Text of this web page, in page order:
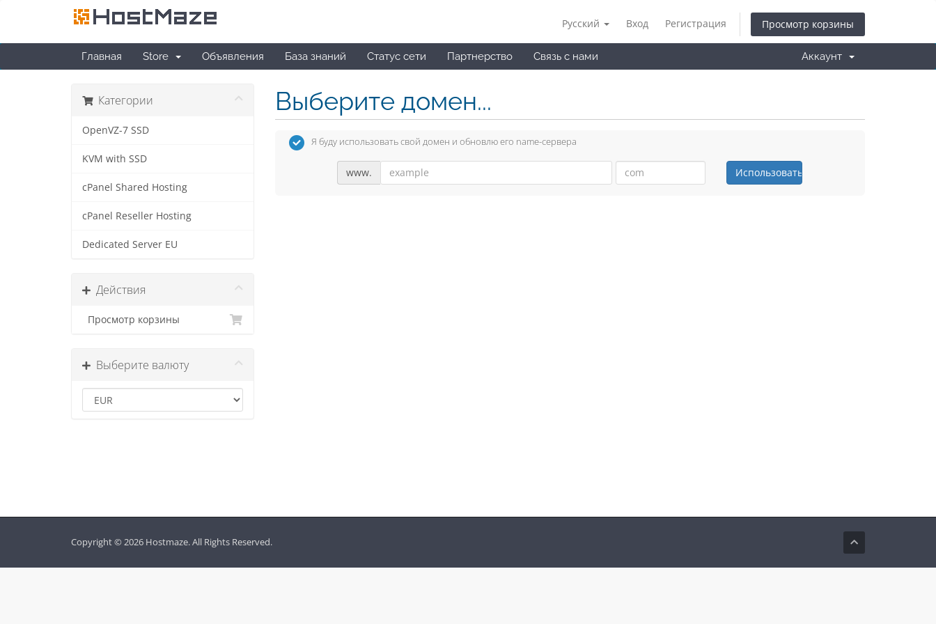
Русский Вход Регистрация Просмотр корзины
Главная Store Объявления База знаний Статус сети Партнерство Связь с нами Аккаунт
Категории
OpenVZ-7 SSD
KVM with SSD
cPanel Shared Hosting
cPanel Reseller Hosting
Dedicated Server EU
Действия
Просмотр корзины
Выберите валюту
Выберите домен...
Я буду использовать свой домен и обновлю его name-сервера
www. Использовать
Copyright © 2026 Hostmaze. All Rights Reserved.